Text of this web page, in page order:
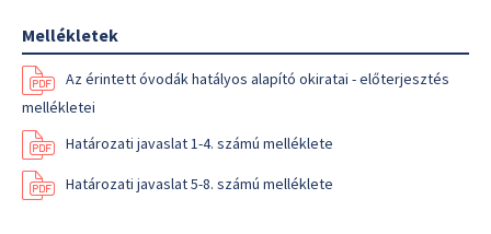
Mellékletek
Az érintett óvodák hatályos alapító okiratai - előterjesztés
mellékletei
Határozati javaslat 1-4. számú melléklete
Határozati javaslat 5-8. számú melléklete